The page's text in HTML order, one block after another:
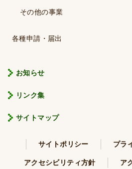
その他の事業
各種申請・届出
お知らせ
リンク集
サイトマップ
サイトポリシー プラ
アクセシビリティ方針 ア